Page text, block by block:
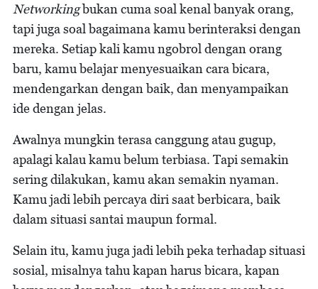
Networkingbukan cuma soal kenal banyak orang,
tapi juga soal bagaimana kamu berinteraksi dengan
mereka. Setiap kali kamu ngobrol dengan orang
baru, kamu belajar menyesuaikan cara bicara,
mendengarkan dengan baik, dan menyampaikan
ide dengan jelas.
Awalnya mungkin terasa canggung atau gugup,
apalagi kalau kamu belum terbiasa. Tapi semakin
sering dilakukan, kamu akan semakin nyaman.
Kamu jadi lebih percaya diri saat berbicara, baik
dalam situasi santai maupun formal.
Selain itu, kamu juga jadi lebih peka terhadap situasi
sosial, misalnya tahu kapan harus bicara, kapan